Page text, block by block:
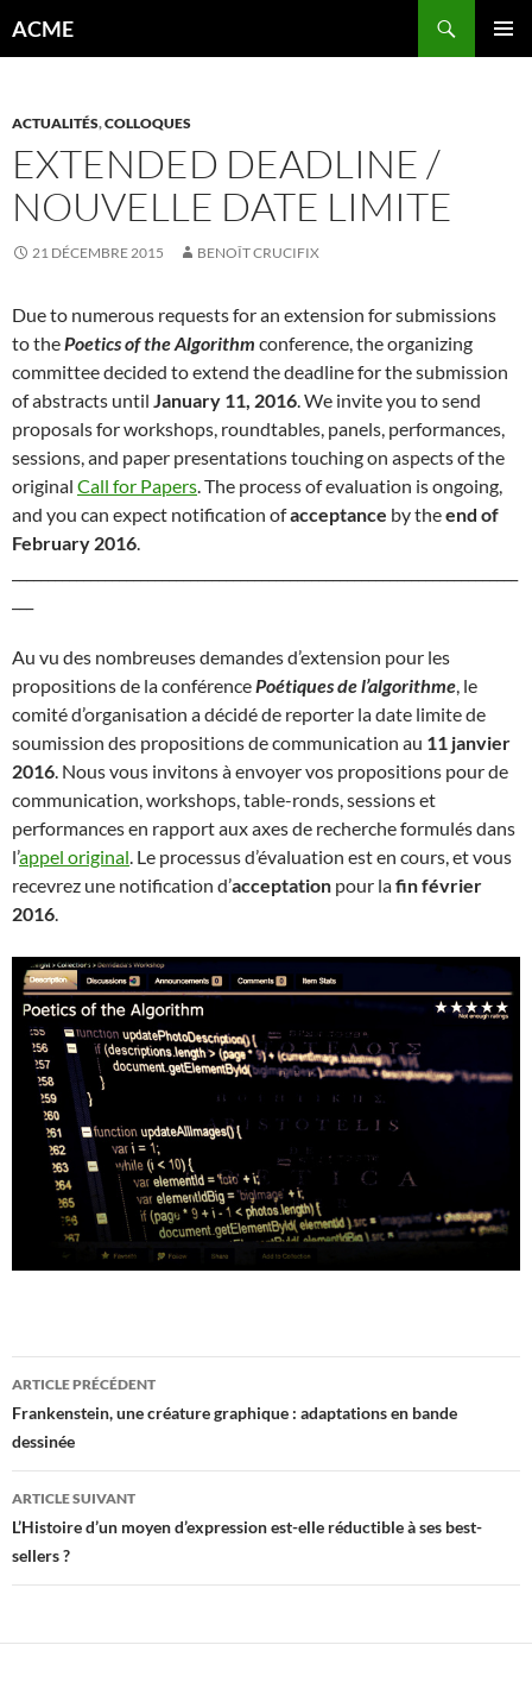
auACME
ACTUALITÉS,COLLOQUES
EXTENDED DEADLINE /
NOUVELLE DATE LIMITE
21 DÉCEMBRE 2015 BENOÎT CRUCIFIX
Due to numerous requests for an extension for submissions
to thePoetics of the Algorithm conference, the organizing
committee decided to extend the deadline for the submission
of abstracts until January 11, 2016. We invite you to send
proposals for workshops, roundtables, panels, performances,
sessions, and paper presentations touching on aspects of the
original Call for Papers. The process of evaluation is ongoing,
and you can expect notification ofacceptance by theend of
February 2016.
Au vu des nombreuses demandes d’extension pour les
propositions de la conférencePoétiques de l’algorithme, le
comité d’organisation a décidé de reporter la date limite de
soumission des propositions de communication au 11 janvier
2016. Nous vous invitons à envoyer vos propositions pour de
communication, workshops, table-ronds, sessions et
performances en rapport aux axes de recherche formulés dans
l’appel original. Le processus d’évaluation est en cours, et vous
recevrez une notification d’acceptation pour lafin février
2016.
Navigation
des
articles
ARTICLE PRÉCÉDENT
Frankenstein, une créature graphique : adaptations en bande
dessinée
ARTICLE SUIVANT
L’Histoire d’un moyen d’expression est-elle réductible à ses best-
sellers ?